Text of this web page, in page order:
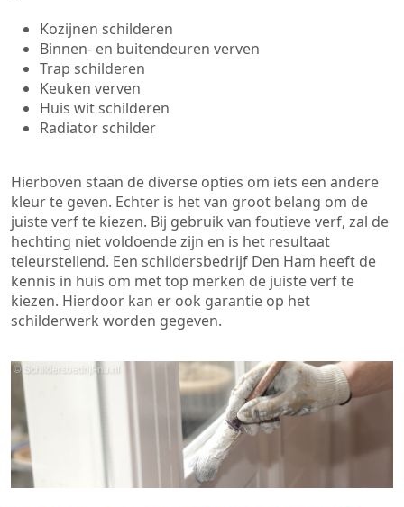
Kozijnen schilderen
Binnen- en buitendeuren verven
Trap schilderen
Keuken verven
Huis wit schilderen
Radiator schilder
Hierboven staan de diverse opties om iets een andere
kleur te geven. Echter is het van groot belang om de
juiste verf te kiezen. Bij gebruik van foutieve verf, zal de
hechting niet voldoende zijn en is het resultaat
teleurstellend. Een schildersbedrijf Den Ham heeft de
kennis in huis om met top merken de juiste verf te
kiezen. Hierdoor kan er ook garantie op het
schilderwerk worden gegeven.